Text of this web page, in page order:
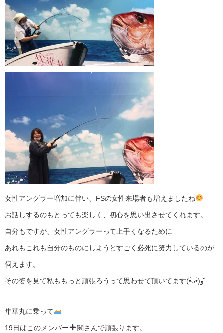
女性アングラー増加に伴い、FSの女性来場者も増えましたね
お話しするのもとっても楽しく、初心を思い出させてくれます。
自分もですが、女性アングラーって上手くなるために
あれもこれも自分のものにしようとすごく必死に努力しているのが
伺えます。
その姿を見て私ももっと頑張ろうって思わせて頂いてます(•̀ᴗ•́)و ̑̑
隼華丸に乗って
19日はこのメンバー 関さんで頑張ります。